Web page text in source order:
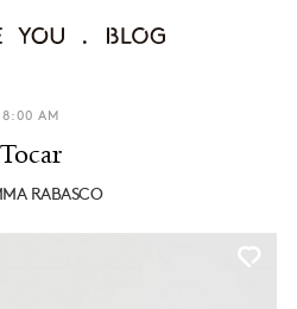
8:00 AM
Tocar
RABASCO